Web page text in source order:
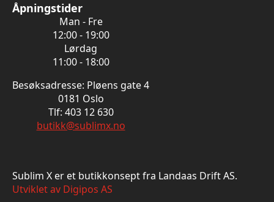
Åpningstider
Man - Fre
12:00 - 19:00
Lørdag
11:00 - 18:00
Besøksadresse: Pløens gate 4
0181 Oslo
Tlf: 403 12 630
butikk@sublimx.no
Sublim X er et butikkonsept fra Landaas Drift AS.
Utviklet av Digipos AS